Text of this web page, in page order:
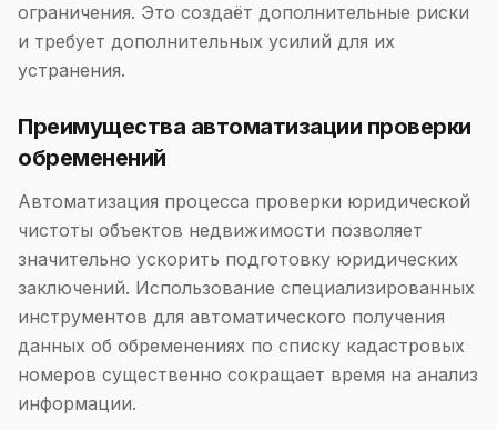
ограничения. Это создаёт дополнительные риски
и требует дополнительных усилий для их
устранения.
Преимущества автоматизации проверки
обременений
Автоматизация процесса проверки юридической
чистоты объектов недвижимости позволяет
значительно ускорить подготовку юридических
заключений. Использование специализированных
инструментов для автоматического получения
данных об обременениях по списку кадастровых
номеров существенно сокращает время на анализ
информации.